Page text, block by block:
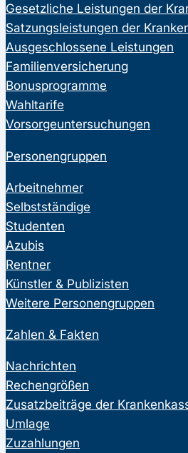
Gesetzliche Leistungen der
Satzungsleistungen der
Ausgeschlossene Leistungen
Familienversicherung
Bonusprogramme
Wahltarife
Vorsorgeuntersuchungen
Personengruppen
Arbeitnehmer
Selbstständige
Studenten
Azubis
Rentner
Künstler & Publizisten
Weitere Personengruppen
Zahlen & Fakten
Nachrichten
Rechengrößen
Zusatzbeiträge der
Umlage
Zuzahlungen